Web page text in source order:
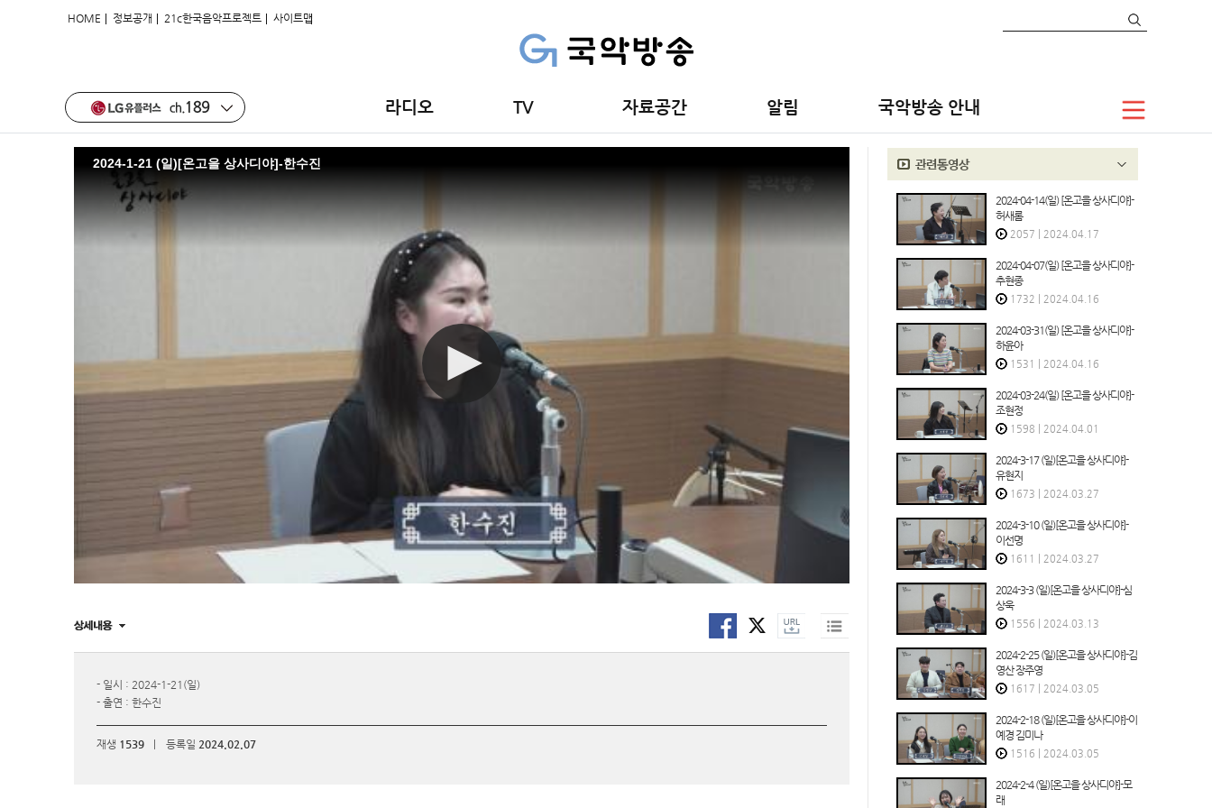
HOME | 정보공개 | 21c한국음악프로젝트 | 사이트맵
라디오 TV 자료공간 알림 국악방송 안내
2024-1-21 (일)[온고을 상사디야]-한수진
- 일시 : 2024-1-21(일)
- 출연 : 한수진
재생 1539 | 등록일 2024.02.07
2024-04-14(일) [온고을 상사디야]-
허새롬
2057 2024.04.17
2024-04-07(일) [온고을 상사디야]-
추현종
1732 2024.04.16
2024-03-31(일) [온고을 상사디야]-
하윤아
1531 2024.04.16
2024-03-24(일) [온고을 상사디야]-
조현정
1598 2024.04.01
2024-3-17 (일)[온고을 상사디야]-
유현지
1673 2024.03.27
2024-3-10 (일)[온고을 상사디야]-
이선명
1611 2024.03.27
2024-3-3 (일)[온고을 상사디야]-심
상욱
1556 2024.03.13
2024-2-25 (일)[온고을 상사디야]-김
영산 장주영
1617 2024.03.05
2024-2-18 (일)[온고을 상사디야]-이
예경 김미나
1516 2024.03.05
2024-2-4 (일)[온고을 상사디야]-모
래